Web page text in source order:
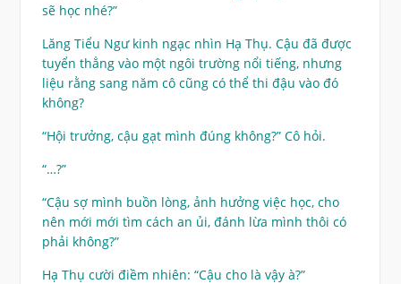
sẽ học nhé?”
Lăng Tiểu Ngư kinh ngạc nhìn Hạ Thụ. Cậu đã được
tuyển thẳng vào một ngôi trường nổi tiếng, nhưng
liệu rằng sang năm cô cũng có thể thi đậu vào đó
không?
“Hội trưởng, cậu gạt mình đúng không?” Cô hỏi.
“…?”
“Cậu sợ mình buồn lòng, ảnh hưởng việc học, cho
nên mới mới tìm cách an ủi, đánh lừa mình thôi có
phải không?”
Hạ Thụ cười điềm nhiên: “Cậu cho là vậy à?”